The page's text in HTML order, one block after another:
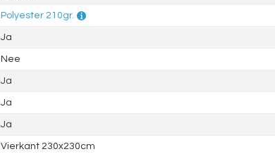
Polyester 210gr.
Ja
Nee
Ja
Ja
Ja
Vierkant 230x230cm